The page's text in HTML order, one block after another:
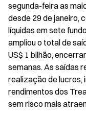
segunda-feira as
desde 29 de janeiro,
líquidas em sete
ampliou o total de
US$ 1 bilhão,
semanas. As saídas
realização de lucros,
rendimentos dos
sem risco mais